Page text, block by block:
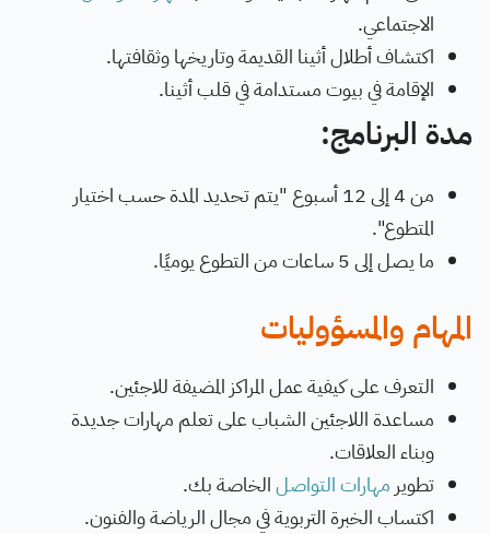
الاجتماعي.
اكتشاف أطلال أثينا القديمة وتاريخها وثقافتها.
الإقامة في بيوت مستدامة في قلب أثينا.
مدة البرنامج:
من 4 إلى 12 أسبوع "يتم تحديد المدة حسب اختيار
المتطوع".
ما يصل إلى 5 ساعات من التطوع يوميًا.
المهام والمسؤوليات
التعرف على كيفية عمل المراكز المضيفة للاجئين.
مساعدة اللاجئين الشباب على تعلم مهارات جديدة
وبناء العلاقات.
تطوير مهارات التواصلالخاصة بك.
اكتساب الخبرة التربوية في مجال الرياضة والفنون.